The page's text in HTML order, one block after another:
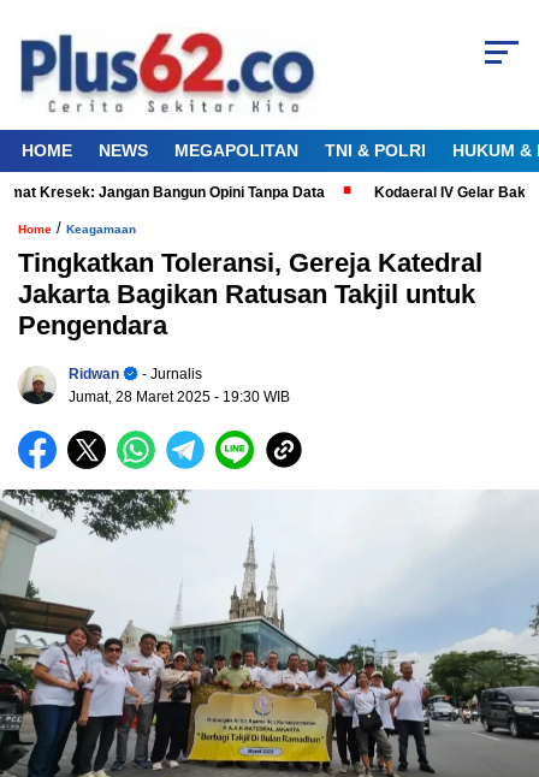
HOME NEWS MEGAPOLITAN TNI & POLRI HUKUM &
Jangan Bangun Opini Tanpa Data Kodaeral IV Gelar Bakti
Home / Keagamaan
Tingkatkan Toleransi, Gereja Katedral
Jakarta Bagikan Ratusan Takjil untuk
Pengendara
Ridwan
- Jurnalis
Jumat, 28 Maret 2025 - 19:30 WIB